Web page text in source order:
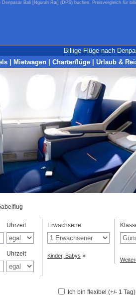
Denpasar Bali [Ngurah Rai] (DPS) buchen. Preisvergleich für
Billige Flüge nach
Mietwagen Charterflüge Urlaub &
Uhrzeit
Uhrzeit
Erwachsene
Kinder, Babys »
Ich bin flexibel (+/- 1 Tag)